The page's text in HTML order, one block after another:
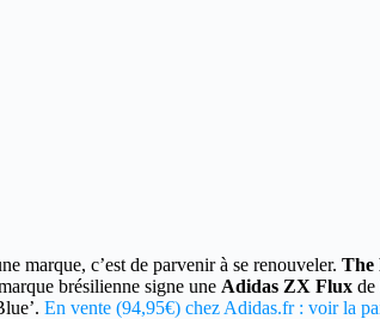
marque, c’est de parvenir à se renouveler. The
brésilienne signe une Adidas ZX Flux de
En vente (94,95€) chez Adidas.fr : voir la